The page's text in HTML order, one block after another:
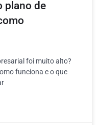
plano de
foi muito alto?
funciona e o que